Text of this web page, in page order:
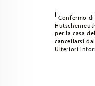
i Confermo
per la casa
cancellarsi
Ulteriori